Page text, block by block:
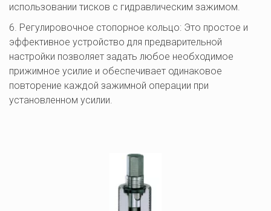
использовании тисков с гидравлическим зажимом.
6. Регулировочное стопорное кольцо: Это простое и
эффективное устройство для предварительной
настройки позволяет задать любое необходимое
прижимное усилие и обеспечивает одинаковое
повторение каждой зажимной операции при
установленном усилии.